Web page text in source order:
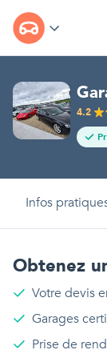
4.2
Infos
Obtenez
Votre devis
Garages
Prise de